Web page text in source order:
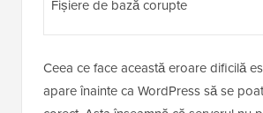
Fișiere de bază corupte
Ceea ce face această eroare dificilă
apare înainte ca WordPress să se